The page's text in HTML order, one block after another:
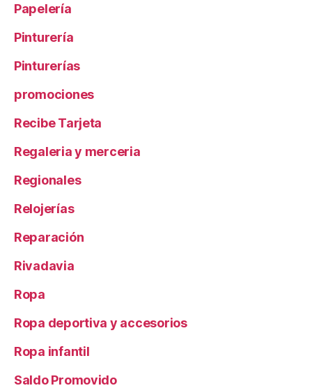
Papelería
Pinturería
Pinturerías
promociones
Recibe Tarjeta
Regaleria y merceria
Regionales
Relojerías
Reparación
Rivadavia
Ropa
Ropa deportiva y accesorios
Ropa infantil
Saldo Promovido